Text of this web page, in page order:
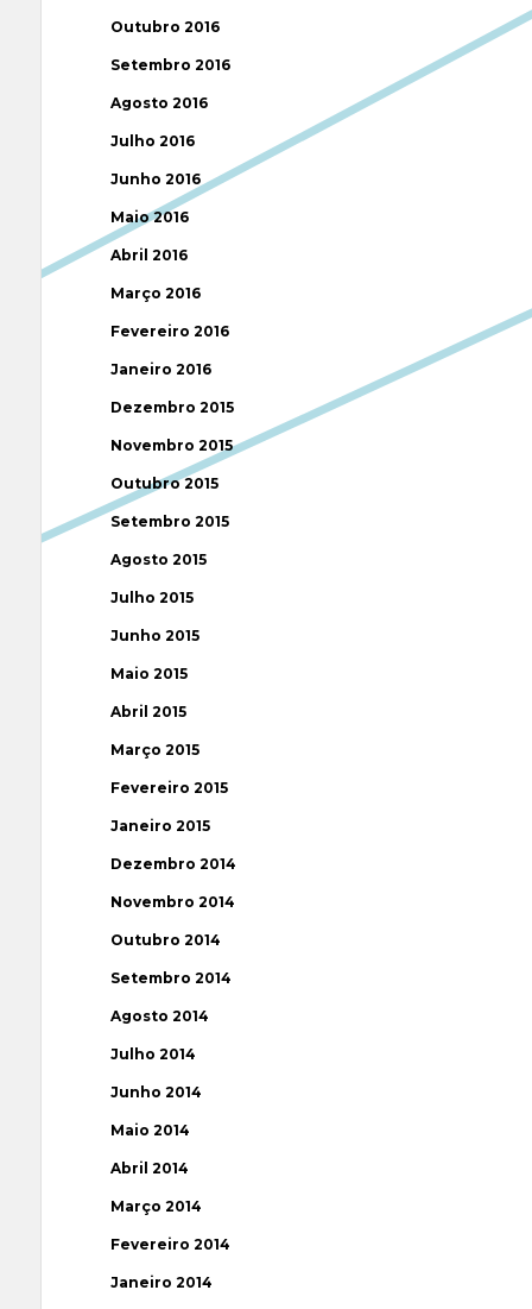
Outubro 2016
Setembro 2016
Agosto 2016
Julho 2016
Junho 2016
Maio 2016
Abril 2016
Março 2016
Fevereiro 2016
Janeiro 2016
Dezembro 2015
Novembro 2015
Outubro 2015
Setembro 2015
Agosto 2015
Julho 2015
Junho 2015
Maio 2015
Abril 2015
Março 2015
Fevereiro 2015
Janeiro 2015
Dezembro 2014
Novembro 2014
Outubro 2014
Setembro 2014
Agosto 2014
Julho 2014
Junho 2014
Maio 2014
Abril 2014
Março 2014
Fevereiro 2014
Janeiro 2014